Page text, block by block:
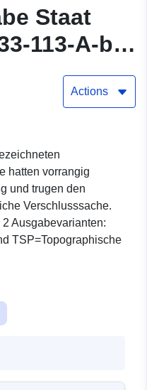
Staat
113-A-b
Actions
hatten vorrangig
und trugen den
Verschlusssache.
2 Ausgabevarianten:
TSP=Topographische